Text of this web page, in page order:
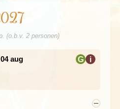
van de machtigste steden
UNESCO-
Hannibal zijn legendarische
en woonwijken.
Bardomuseum,
collectie
ter wereld. Na de
reizen we verder naar
(o.b.v. 2 personen)
aug G i